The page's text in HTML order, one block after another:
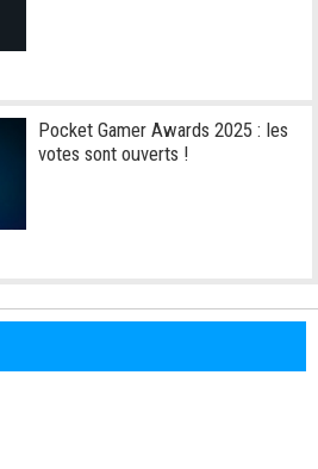
Pocket Gamer Awards 2025 : les
votes sont ouverts !